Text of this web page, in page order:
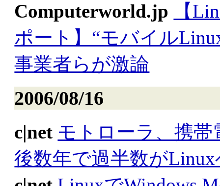
Computerworld.jp
【
ポート】“モバイル
事業者らが激論
2006/08/16
c|net モトローラ、携
後数年で過半数が